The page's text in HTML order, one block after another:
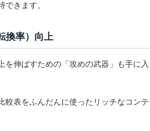
きます。
換率）向上
伸ばすための「攻めの武器」も手に
表をふんだんに使ったリッチなコンテ